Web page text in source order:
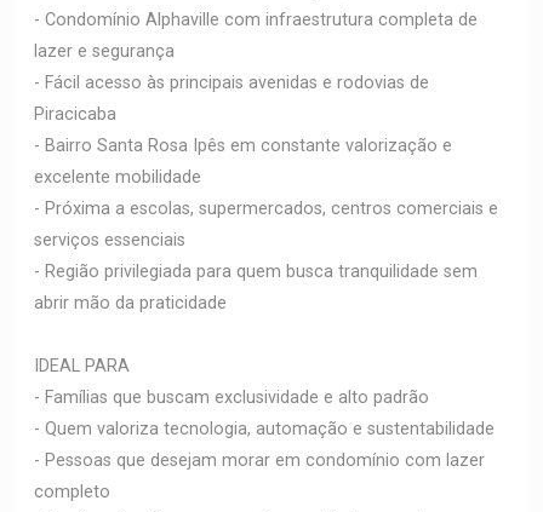
- Condomínio Alphaville com infraestrutura completa de
lazer e segurança
- Fácil acesso às principais avenidas e rodovias de
Piracicaba
- Bairro Santa Rosa Ipês em constante valorização e
excelente mobilidade
- Próxima a escolas, supermercados, centros comerciais e
serviços essenciais
- Região privilegiada para quem busca tranquilidade sem
abrir mão da praticidade
IDEAL PARA
- Famílias que buscam exclusividade e alto padrão
- Quem valoriza tecnologia, automação e sustentabilidade
- Pessoas que desejam morar em condomínio com lazer
completo